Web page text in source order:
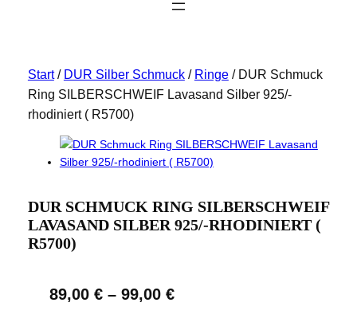
Start/ DUR Silber Schmuck/ Ringe/ DUR Schmuck
Ring SILBERSCHWEIF Lavasand Silber 925/-
rhodiniert ( R5700)
DUR SCHMUCK RING SILBERSCHWEIF
LAVASAND SILBER 925/-RHODINIERT (
R5700)
89,00 €– 99,00 €